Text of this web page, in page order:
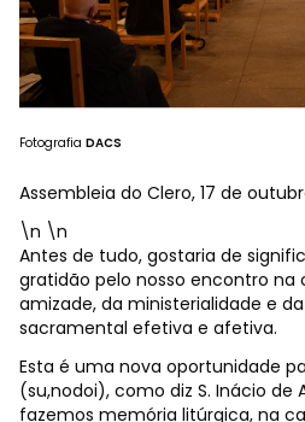
Fotografia DACS
Assembleia do Clero, 17 de
\n \n
Antes de tudo, gostaria de
gratidão pelo nosso encontro na
amizade, da ministerialidade e
sacramental efetiva e afetiva.
Esta é uma nova oportunidade
(su,nodoi), como diz S. Inácio de
fazemos memória litúrgica, na